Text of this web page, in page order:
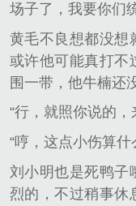
场子了，我要你们
黄毛不良想都没想
或许他可能真打不
围一带，他牛楠还
“行，就照你说的
“哼，这点小伤算什
刘小明也是死鸭子
烈的，不过稍事休